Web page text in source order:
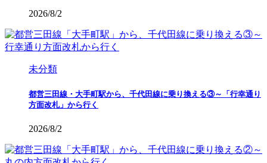
2026/8/2
未分類
都営三田線・大手町駅から、千代田線に乗り換える③～「行幸通り
方面改札」から行く
2026/8/2